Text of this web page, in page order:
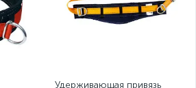
Удерживающая привязь